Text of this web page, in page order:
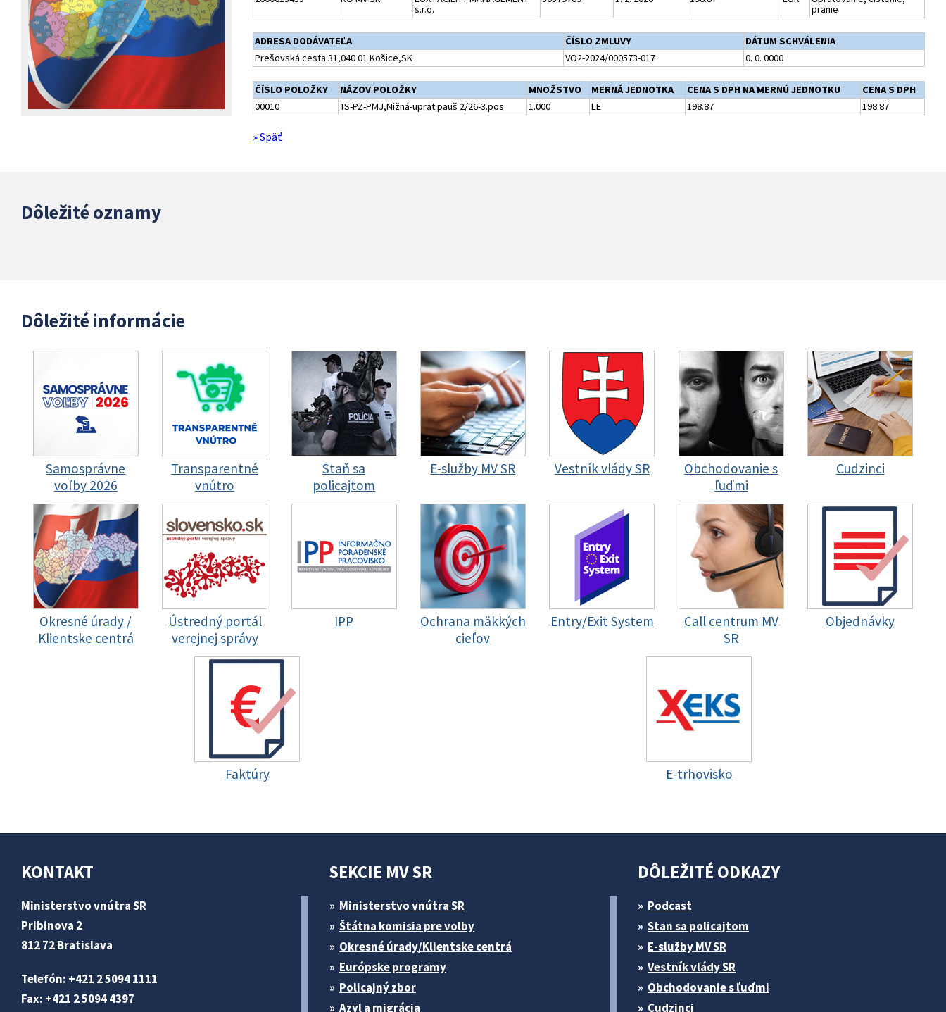
s.r.o.
pranie
ADRESA DODÁVATEĽA ČÍSLO ZMLUVY
DÁTUM SCHVÁLENIA
Prešovská cesta 31,040 01 Košice,SK
VO2-2024/000573-017 0. 0. 0000
ČÍSLO POLOŽKY NÁZOV POLOŽKY MNOŽSTVO MERNÁ JEDNOTKA CENA S DPH NA MERNÚ JEDNOTKU
CENA S DPH
00010
TS-PZ-PMJ,Nižná-uprat.pauš 2/26-3.pos. 1.000 LE 198.87 198.87
» Späť
Dôležité oznamy
Dôležité informácie
Samosprávne
voľby 2026
Transparentné
vnútro
Staň sa
policajtom
E-služby MV SR Vestník vlády SR
Obchodovanie s
ľuďmi
Cudzinci
Okresné úrady /
Klientske centrá
Ústredný portál
verejnej správy
IPP
Ochrana mäkkých
cieľov
Entry/Exit System
Call centrum MV
SR
Objednávky
Faktúry E-trhovisko
KONTAKT
Ministerstvo vnútra SR
Pribinova 2
812 72 Bratislava
Telefón: +421 2 5094 1111
Fax: +421 2 5094 4397
SEKCIE MV SR
Ministerstvo vnútra SR
Štátna komisia pre volby
Okresné úrady/Klientske centrá
Európske programy
Policajný zbor
Azyl a migrácia
DÔLEŽITÉ ODKAZY
Podcast
Stan sa policajtom
E-služby MV SR
Vestník vlády SR
Obchodovanie s ľuďmi
Cudzinci